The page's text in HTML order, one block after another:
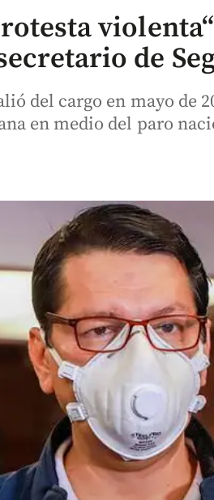
de
del cargo en mayo de
en medio del paro